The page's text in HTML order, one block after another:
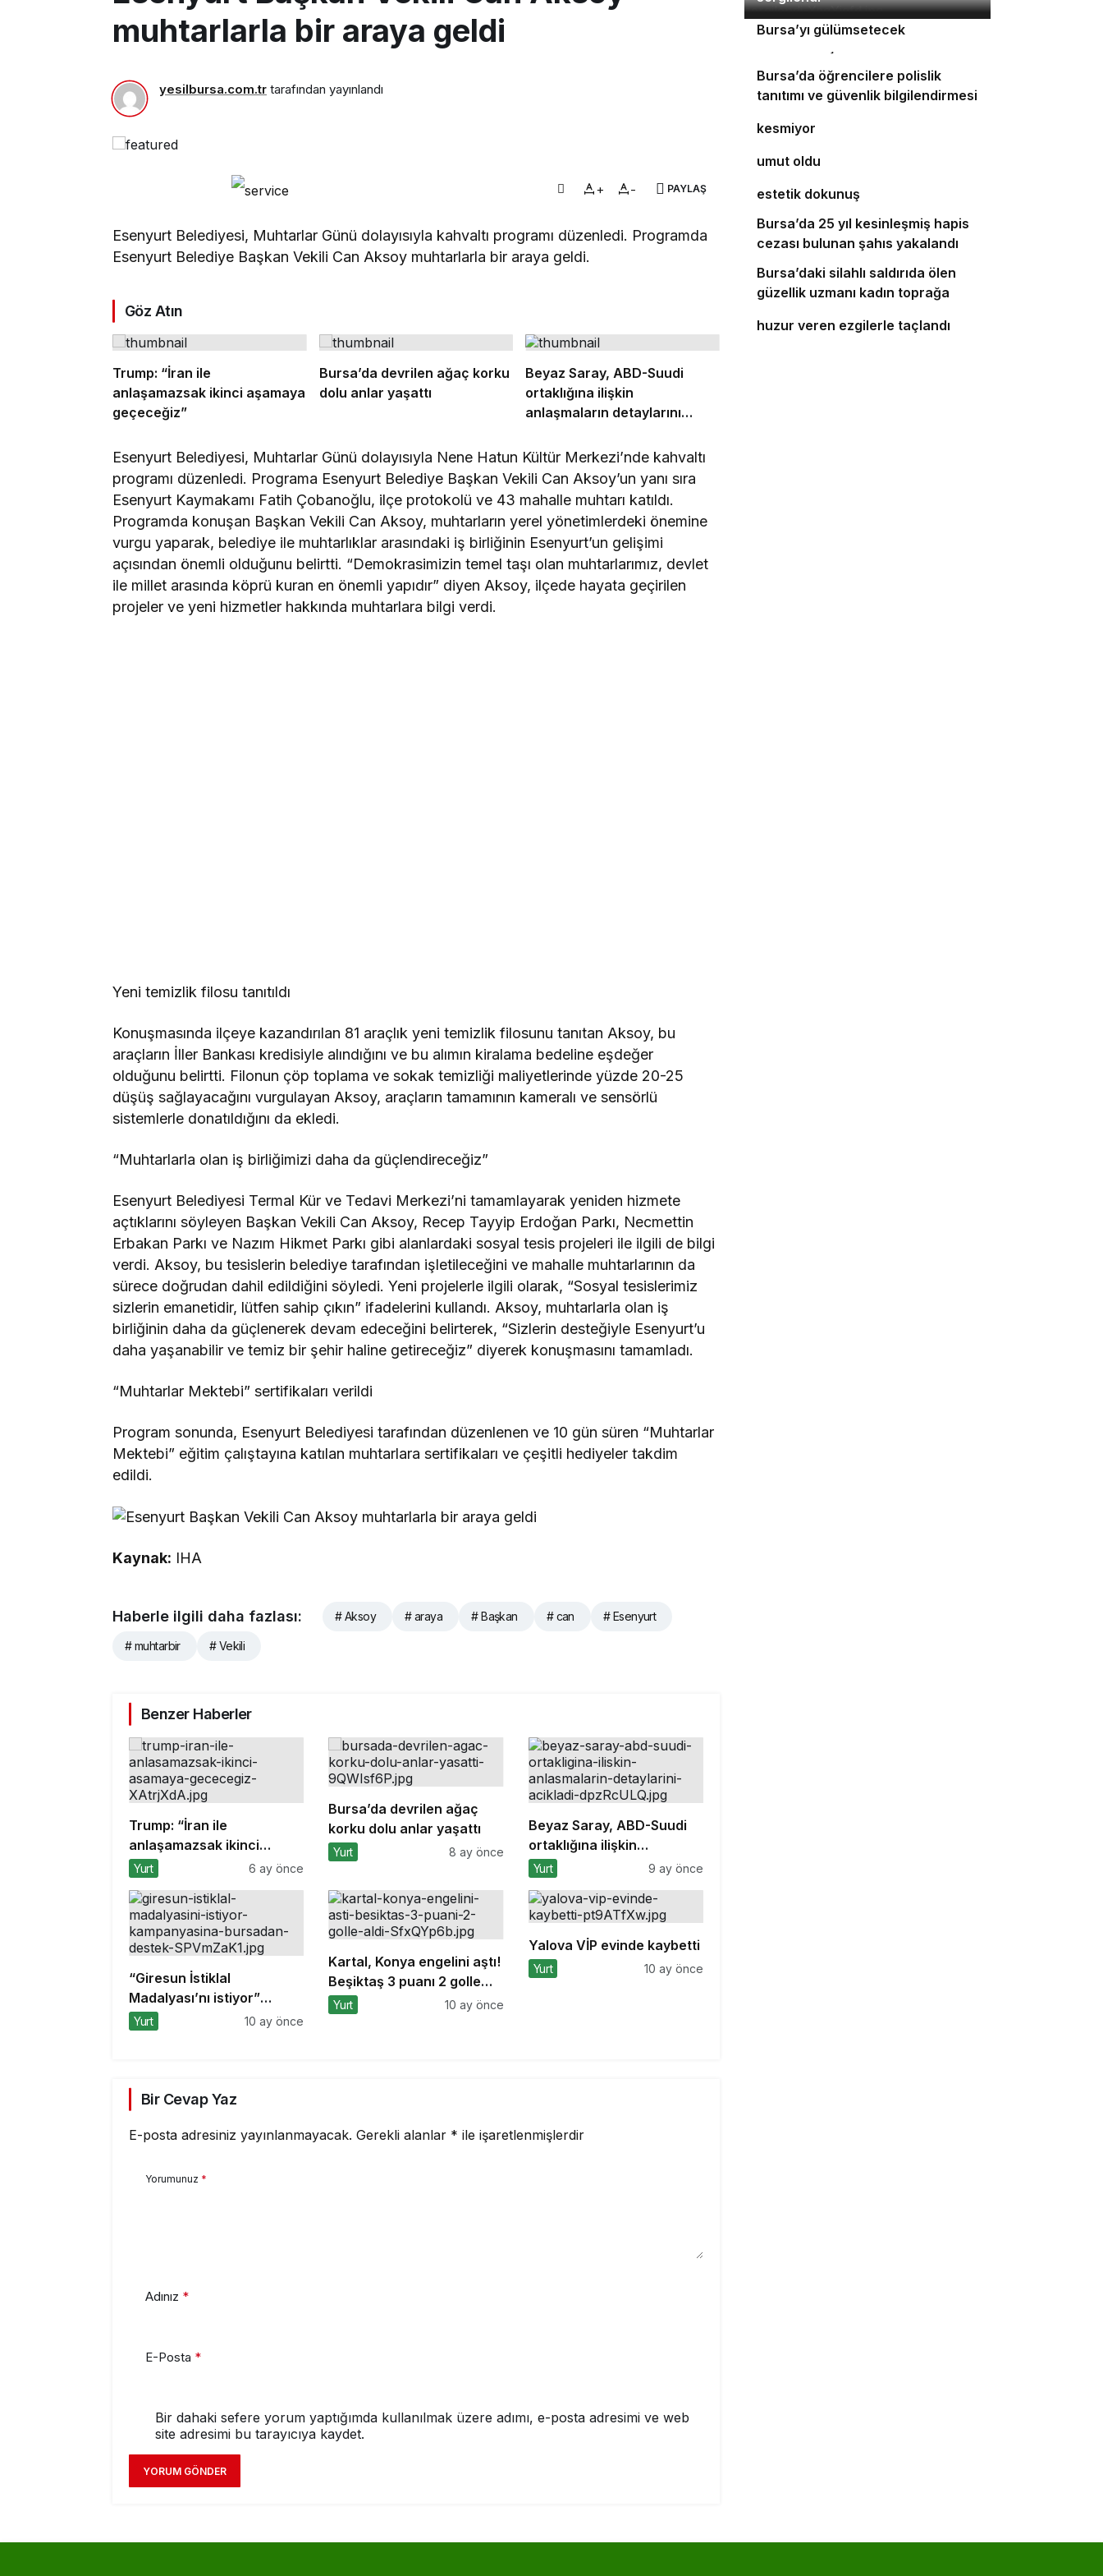
muhtarlarla bir araya geldi
yesilbursa.com.tr tarafından yayınlandı
+ - PAYLAŞ
Esenyurt Belediyesi, Muhtarlar Günü dolayısıyla kahvaltı programı düzenledi. Programda
Esenyurt Belediye Başkan Vekili Can Aksoy muhtarlarla bir araya geldi.
Göz Atın
Trump: “İran ile
anlaşamazsak ikinci aşamaya
geçeceğiz”
Bursa’da devrilen ağaç korku
dolu anlar yaşattı
Beyaz Saray, ABD-Suudi
ortaklığına ilişkin
anlaşmaların detaylarını
Esenyurt Belediyesi, Muhtarlar Günü dolayısıyla Nene Hatun Kültür Merkezi’nde kahvaltı
programı düzenledi. Programa Esenyurt Belediye Başkan Vekili Can Aksoy’un yanı sıra
Esenyurt Kaymakamı Fatih Çobanoğlu, ilçe protokolü ve 43 mahalle muhtarı katıldı.
Programda konuşan Başkan Vekili Can Aksoy, muhtarların yerel yönetimlerdeki önemine
vurgu yaparak, belediye ile muhtarlıklar arasındaki iş birliğinin Esenyurt’un gelişimi
açısından önemli olduğunu belirtti. “Demokrasimizin temel taşı olan muhtarlarımız, devlet
ile millet arasında köprü kuran en önemli yapıdır” diyen Aksoy, ilçede hayata geçirilen
projeler ve yeni hizmetler hakkında muhtarlara bilgi verdi.
Yeni temizlik filosu tanıtıldı
Konuşmasında ilçeye kazandırılan 81 araçlık yeni temizlik filosunu tanıtan Aksoy, bu
araçların İller Bankası kredisiyle alındığını ve bu alımın kiralama bedeline eşdeğer
olduğunu belirtti. Filonun çöp toplama ve sokak temizliği maliyetlerinde yüzde 20-25
düşüş sağlayacağını vurgulayan Aksoy, araçların tamamının kameralı ve sensörlü
sistemlerle donatıldığını da ekledi.
“Muhtarlarla olan iş birliğimizi daha da güçlendireceğiz”
Esenyurt Belediyesi Termal Kür ve Tedavi Merkezi’ni tamamlayarak yeniden hizmete
açtıklarını söyleyen Başkan Vekili Can Aksoy, Recep Tayyip Erdoğan Parkı, Necmettin
Erbakan Parkı ve Nazım Hikmet Parkı gibi alanlardaki sosyal tesis projeleri ile ilgili de bilgi
verdi. Aksoy, bu tesislerin belediye tarafından işletileceğini ve mahalle muhtarlarının da
sürece doğrudan dahil edildiğini söyledi. Yeni projelerle ilgili olarak, “Sosyal tesislerimiz
sizlerin emanetidir, lütfen sahip çıkın” ifadelerini kullandı. Aksoy, muhtarlarla olan iş
birliğinin daha da güçlenerek devam edeceğini belirterek, “Sizlerin desteğiyle Esenyurt’u
daha yaşanabilir ve temiz bir şehir haline getireceğiz” diyerek konuşmasını tamamladı.
“Muhtarlar Mektebi” sertifikaları verildi
Program sonunda, Esenyurt Belediyesi tarafından düzenlenen ve 10 gün süren “Muhtarlar
Mektebi” eğitim çalıştayına katılan muhtarlara sertifikaları ve çeşitli hediyeler takdim
edildi.
Kaynak: IHA
Haberle ilgili daha fazlası: # Aksoy # araya # Başkan # can # Esenyurt
# muhtarbir # Vekili
Benzer Haberler
Trump: “İran ile
anlaşamazsak ikinci
aşamaya geçeceğiz”
Yurt 6 ay önce
Bursa’da devrilen ağaç
korku dolu anlar yaşattı
Yurt 8 ay önce
Beyaz Saray, ABD-Suudi
ortaklığına ilişkin
anlaşmaların detaylarını
Yurt 9 ay önce
“Giresun İstiklal
Madalyası’nı istiyor”
kampanyasına Bursa’dan
Yurt 10 ay önce
Kartal, Konya engelini aştı!
Beşiktaş 3 puanı 2 golle
aldı
Yurt 10 ay önce
Yalova VİP evinde kaybetti
Yurt 10 ay önce
Bir Cevap Yaz
E-posta adresiniz yayınlanmayacak. Gerekli alanlar * ile işaretlenmişlerdir
Yorumunuz *
Adınız *
E-Posta *
Bir dahaki sefere yorum yaptığımda kullanılmak üzere adımı, e-posta adresimi ve web
site adresimi bu tarayıcıya kaydet.
YORUM GÖNDER
Orhaneli’nin turizm potansiyeli
Bursa’yı gülümsetecek
3
Bursa’da öğrencilere polislik
tanıtımı ve güvenlik bilgilendirmesi
5
kesmiyor
umut oldu
estetik dokunuş
8
Bursa’da 25 yıl kesinleşmiş hapis
cezası bulunan şahıs yakalandı
9
Bursa’daki silahlı saldırıda ölen
güzellik uzmanı kadın toprağa
10
‘Osmangazi Ramazan Sokağı’
huzur veren ezgilerle taçlandı